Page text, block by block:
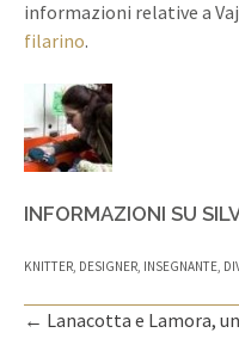
informazioni relative a
filarino.
INFORMAZIONI SU
KNITTER, DESIGNER, INSEGNANTE,
← Lanacotta e Lamora,